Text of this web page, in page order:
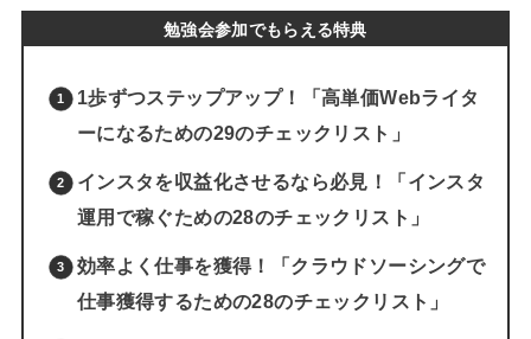
勉強会参加でもらえる特典
1歩ずつステップアップ！「高単価Webライタ
ーになるための29のチェックリスト」
インスタを収益化させるなら必見！「インスタ
運用で稼ぐための28のチェックリスト」
効率よく仕事を獲得！「クラウドソーシングで
仕事獲得するための28のチェックリスト」